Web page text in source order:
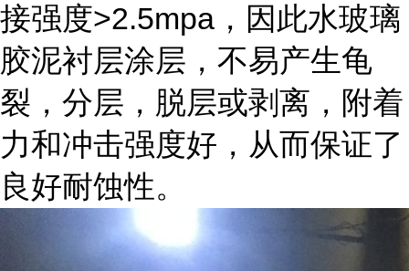
接强度>2.5mpa ，因此水玻璃
胶泥衬层涂层，不易产生龟
裂，分层，脱层或剥离，附着
力和冲击强度好，从而保证了
良好耐蚀性。